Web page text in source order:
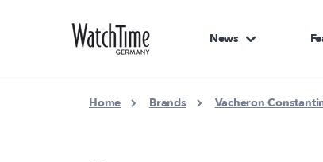
News
Home Brands Vacheron